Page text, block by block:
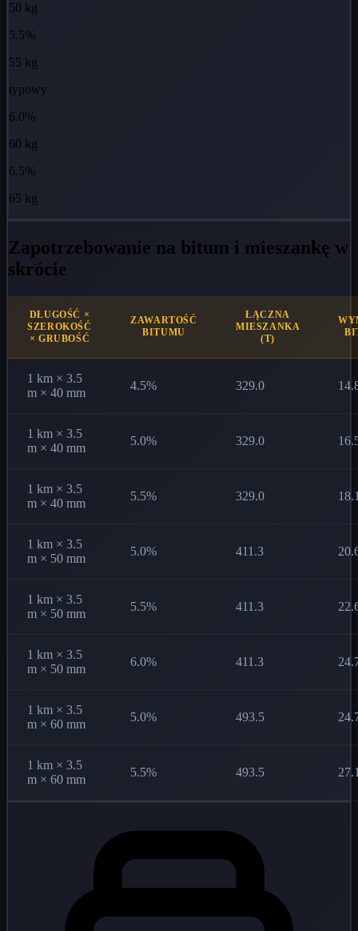
50 kg
5.5%
55 kg
typowy
6.0%
60 kg
6.5%
65 kg
Zapotrzebowanie na bitum i mieszankę w
skrócie
DŁUGOŚĆ ×
SZEROKOŚĆ
× GRUBOŚĆ
ZAWARTOŚĆ
BITUMU
ŁĄCZNA
MIESZANKA
(T)
1 km × 3.5
m × 40 mm
4.5% 329.0
1 km × 3.5
m × 40 mm
5.0% 329.0
1 km × 3.5
m × 40 mm
5.5% 329.0
1 km × 3.5
m × 50 mm
5.0% 411.3
1 km × 3.5
m × 50 mm
5.5% 411.3
1 km × 3.5
m × 50 mm
6.0% 411.3
1 km × 3.5
m × 60 mm
5.0% 493.5
1 km × 3.5
m × 60 mm
5.5% 493.5